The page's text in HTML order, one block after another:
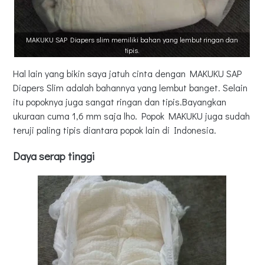
MAKUKU SAP Diapers slim memiliki bahan yang lembut ringan dan
tipis.
Hal lain yang bikin saya jatuh cinta dengan MAKUKU SAP
Diapers Slim adalah bahannya yang lembut banget. Selain
itu popoknya juga sangat ringan dan tipis.Bayangkan
ukuraan cuma 1,6 mm saja lho. Popok MAKUKU juga sudah
teruji paling tipis diantara popok lain di Indonesia.
Daya serap tinggi